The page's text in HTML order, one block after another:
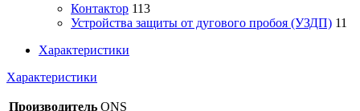
Контактор 113
Устройства защиты от дугового пробоя (УЗДП) 11
Характеристики
Характеристики
Производитель ONS